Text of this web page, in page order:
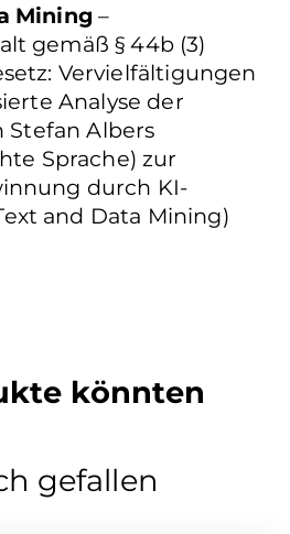
Mining –
gemäß § 44b (3)
Vervielfältigungen
Analyse der
Stefan Albers
Sprache) zur
durch KI-
and Data Mining)
könnten
gefallen